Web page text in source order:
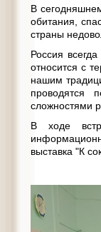
В
обитания,
страны
Россия
относится с
нашим
проводятся
сложностями
В ходе
выставка "К